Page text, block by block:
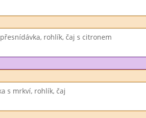
rohlík, čaj s citronem
s mrkví, rohlík, čaj